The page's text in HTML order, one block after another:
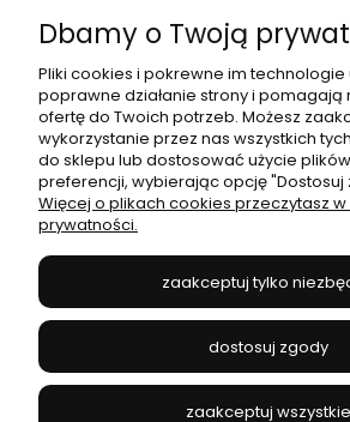
Moje konto
Płatności i
Informacje
JANEX
504 545 749//E-mail:
Dbamy o Twoją
Pliki cookies i pokrewne im technologie
poprawne działanie strony i
ofertę do Twoich potrzeb. Możesz
wykorzystanie przez nas wszystkich
do sklepu lub dostosować użycie
preferencji, wybierając opcję "Dostosuj
Więcej o plikach cookies przeczytasz w
prywatności.
zaakceptuj tylko
dostosuj zgody
zaakceptuj wszystkie